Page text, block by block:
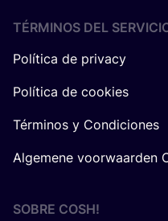
TÉRMINOS DEL
Política de privacy
Política de cookies
Términos y Condiciones
Algemene voorwaarden
SOBRE COSH!